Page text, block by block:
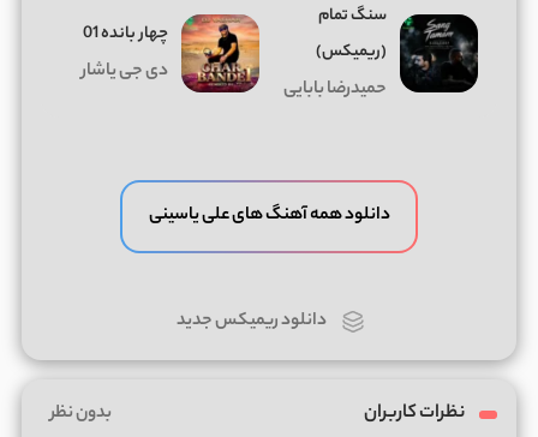
سنگ تمام
(ریمیکس)
حمیدرضا بابایی
چهار بانده 01
دی جی یاشار
دانلود همه آهنگ های علی یاسینی
دانلود ریمیکس جدید
نظرات کاربران بدون نظر